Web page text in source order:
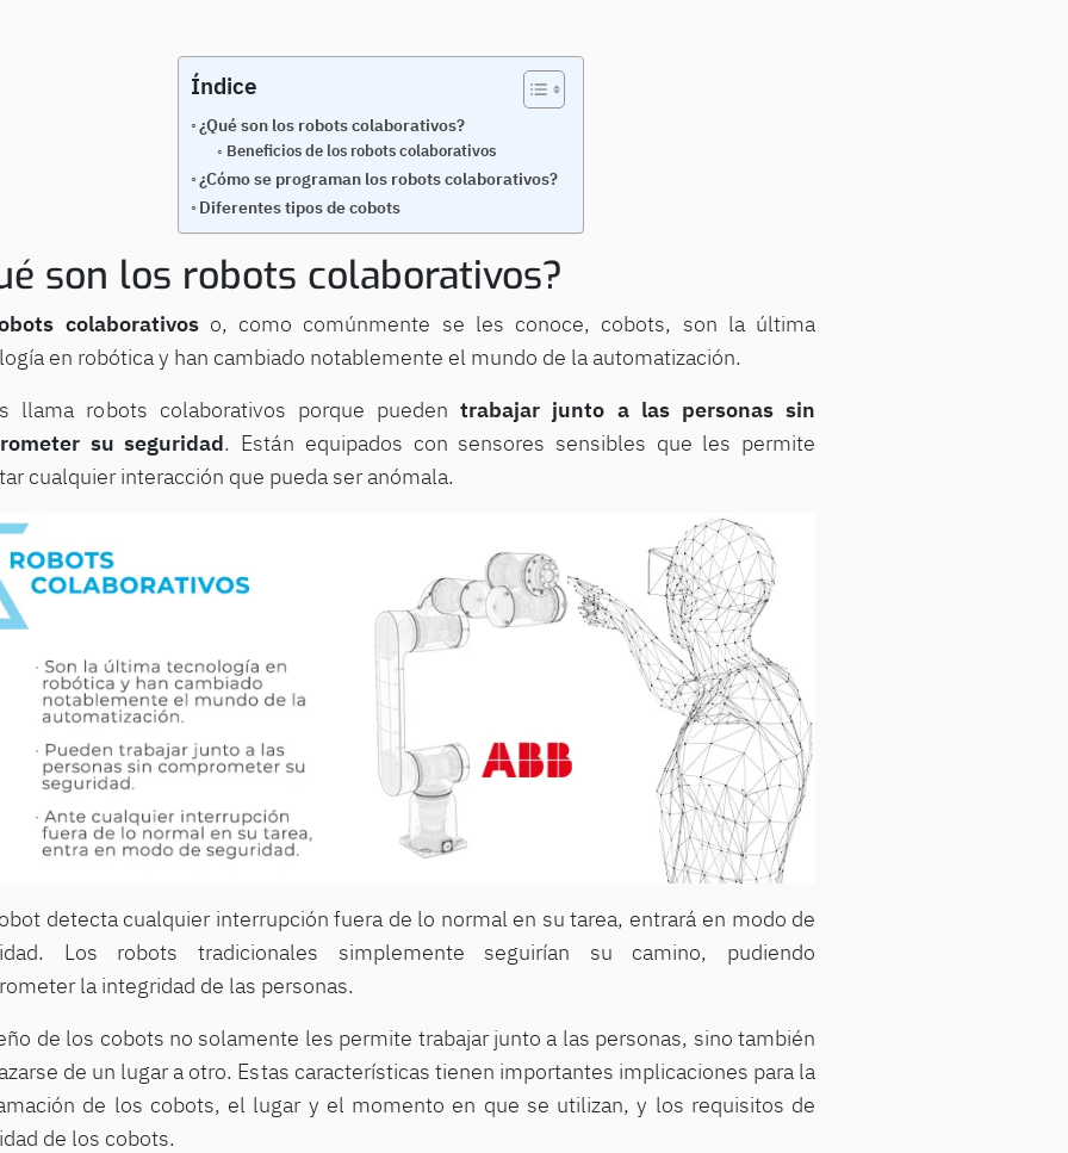
Índice
¿Qué son los robots colaborativos?
Beneficios de los robots colaborativos
¿Cómo se programan los robots colaborativos?
Diferentes tipos de cobots
son los robots colaborativos?
colaborativoso, como comúnmente se les conoce, cobots, son la última
en robótica y han cambiado notablemente el mundo de la automatización.
llama robots colaborativos porque puedentrabajar junto a las personas sin
su seguridad. Están equipados con sensores sensibles que les permite
cualquier interacción que pueda ser anómala.
detecta cualquier interrupción fuera de lo normal en su tarea, entrará en modo de
Los robots tradicionales simplemente seguirían su camino, pudiendo
la integridad de las personas.
de los cobots no solamente les permite trabajar junto a las personas, sino también
de un lugar a otro. Estas características tienen importantes implicaciones para la
de los cobots, el lugar y el momento en que se utilizan, y los requisitos de
de los cobots.